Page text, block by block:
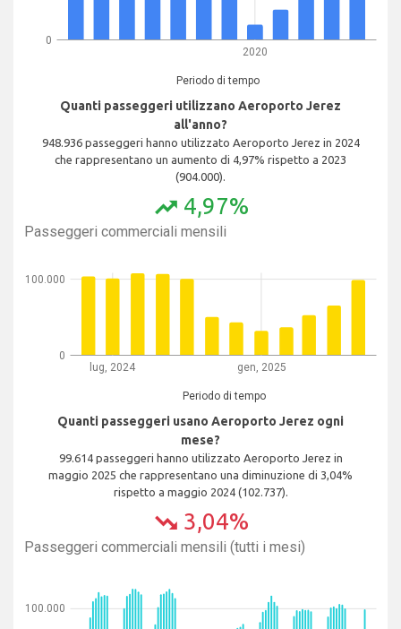
2020
Periodo di tempo
0
Quanti passeggeri utilizzano Aeroporto Jerez
all'anno?
948.936 passeggeri hanno utilizzato Aeroporto Jerez in 2024
che rappresentano un aumento di 4,97% rispetto a 2023
(904.000).
trending_up 4,97%
Passeggeri commerciali mensili
lug, 2024 gen, 2025
Periodo di tempo
0
100.000
Quanti passeggeri usano Aeroporto Jerez ogni
mese?
99.614 passeggeri hanno utilizzato Aeroporto Jerez in
maggio 2025 che rappresentano una diminuzione di 3,04%
rispetto a maggio 2024 (102.737).
trending_down 3,04%
Passeggeri commerciali mensili (tutti i mesi)
100.000